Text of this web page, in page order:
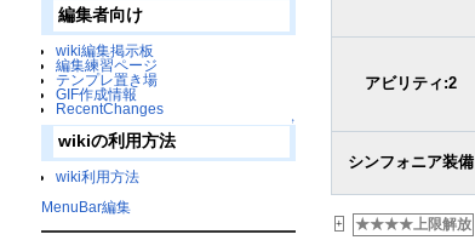
編集者向け
wiki編集掲示板
編集練習ページ
テンプレ置き場
GIF作成情報
RecentChanges
↑
wikiの利用方法
wiki利用方法
MenuBar編集
アビリティ:2
シンフォニア装備
+ ★★★★上限解放